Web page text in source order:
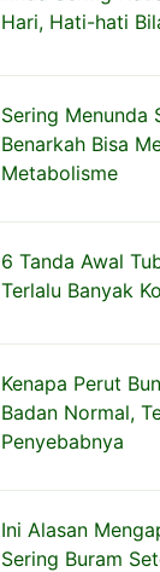
Hari, Hati-hati
Sering Menunda
Benarkah Bisa
Metabolisme
6 Tanda Awal
Terlalu Banyak
Kenapa Perut
Badan Normal,
Penyebabnya
Ini Alasan
Sering Buram